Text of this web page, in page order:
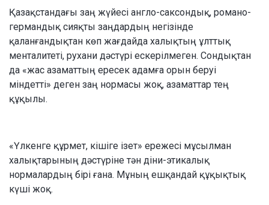
Қазақстандағы заң жүйесі англо-саксондық, романо-
германдық сияқты заңдардың негізінде
қаланғандықтан көп жағдайда халықтың ұлттық
менталитеті, рухани дәстүрі ескерілмеген. Сондықтан
да «жас азаматтың ересек адамға орын беруі
міндетті» деген заң нормасы жоқ, азаматтар тең
құқылы.
«Үлкенге құрмет, кішіге ізет» ережесі мұсылман
халықтарының дәстүріне тән діни-этикалық
нормалардың бірі ғана. Мұның ешқандай құқықтық
күші жоқ.